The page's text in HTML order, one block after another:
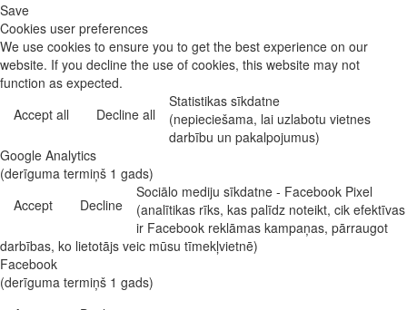
Save
Cookies user preferences
We use cookies to ensure you to get the best experience on our
website. If you decline the use of cookies, this website may not
function as expected.
Accept all
Decline all
Statistikas sīkdatne
(nepieciešama, lai uzlabotu vietnes
darbību un pakalpojumus)
Google Analytics
(derīguma termiņš 1 gads)
Accept
Decline
Sociālo mediju sīkdatne - Facebook Pixel
(analītikas rīks, kas palīdz noteikt, cik efektīvas
ir Facebook reklāmas kampaņas, pārraugot
darbības, ko lietotājs veic mūsu tīmekļvietnē)
Facebook
(derīguma termiņš 1 gads)